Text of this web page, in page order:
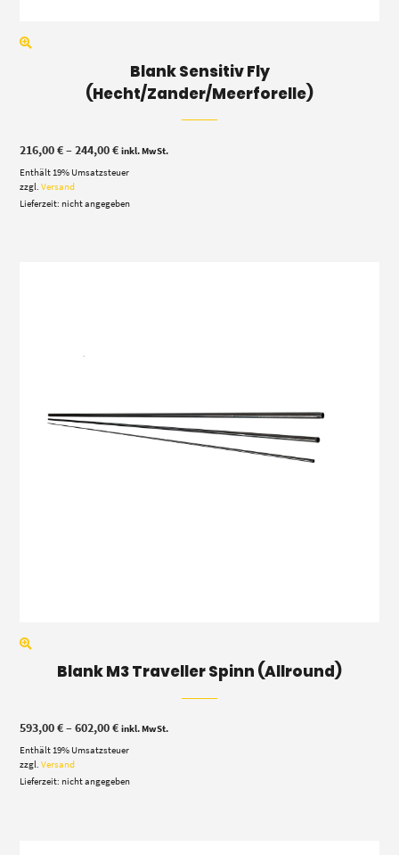
Blank Sensitiv Fly
(Hecht/Zander/Meerforelle)
216,00€–244,00€Preisspanne:
bis
inkl. MwSt.
Enthält 19% Umsatzsteuer
zzgl.Versand
Lieferzeit: nicht angegeben
Blank M3 Traveller Spinn (Allround)
593,00€–602,00€Preisspanne:
bis
inkl. MwSt.
Enthält 19% Umsatzsteuer
zzgl.Versand
Lieferzeit: nicht angegeben